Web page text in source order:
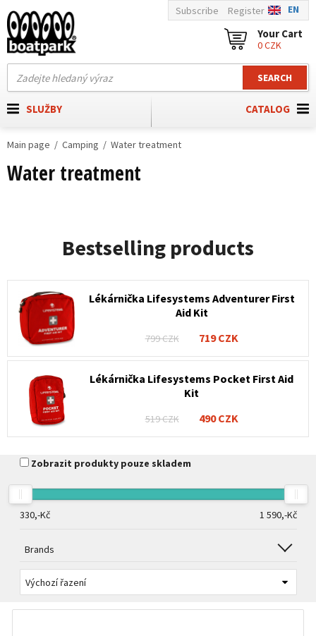
SEARCH
Subscribe Register EN
Your Cart
0 CZK
CATALOG
SLUŽBY
Main page Camping Water treatment
Water treatment
Bestselling products
Lékárnička Lifesystems Adventurer First
Aid Kit
799 CZK 719 CZK
Lékárnička Lifesystems Pocket First Aid
Kit
519 CZK 490 CZK
Zobrazit produkty pouze skladem
330,-Kč 1 590,-Kč
Brands